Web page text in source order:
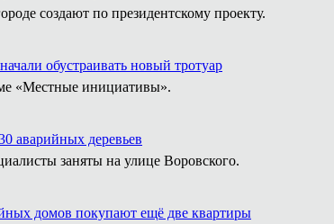
создают по президентскому проекту.
обустраивать новый тротуар
«Местные инициативы».
аварийных деревьев
заняты на улице Воровского.
домов покупают ещё две квартиры